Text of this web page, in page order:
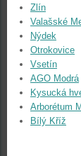
Zlín
Valašské
Nýdek
Otrokovice
Vsetín
AGO Modrá
Kysucká
Arborétum
Bílý Kříž